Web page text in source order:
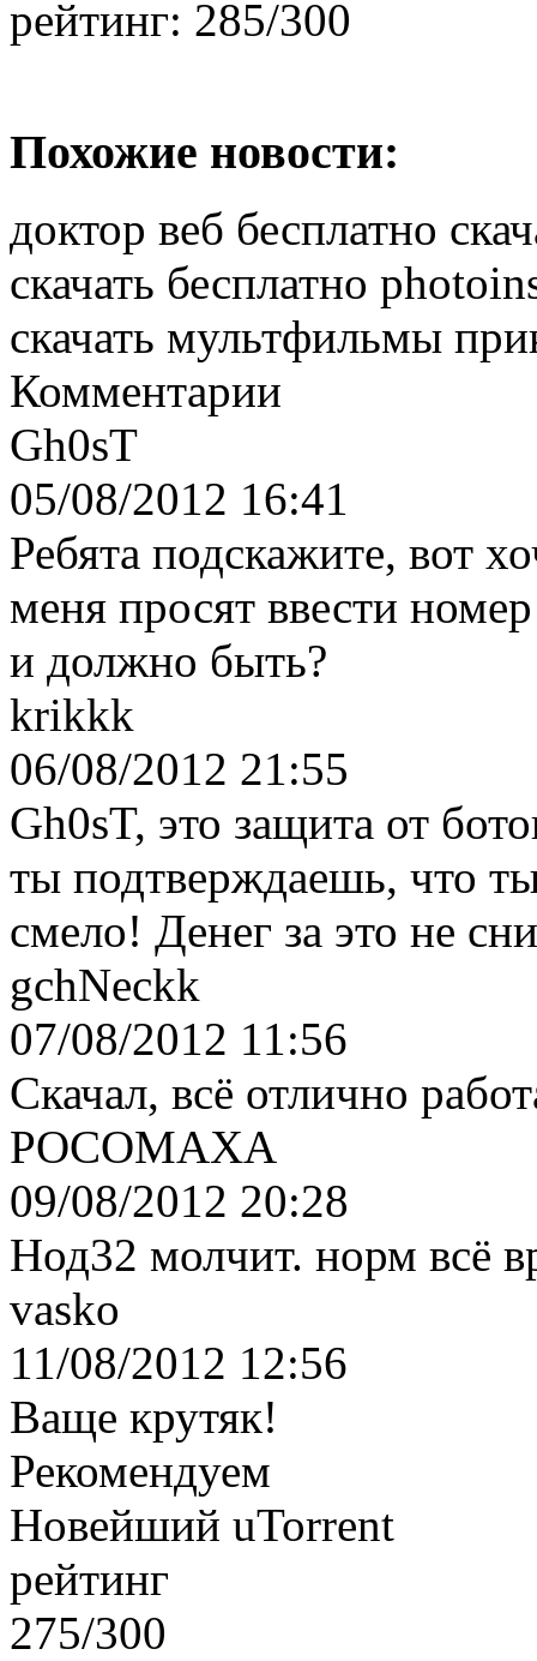
рейтинг: 285/300
Похожие новости:
доктор веб бесплатно
скачать бесплатно
скачать мультфильмы
Комментарии
Gh0sT
05/08/2012 16:41
Ребята подскажите, вот
меня просят ввести
и должно быть?
krikkk
06/08/2012 21:55
Gh0sT, это защита от
ты подтверждаешь, что
смело! Денег за это не
gchNeckk
07/08/2012 11:56
Скачал, всё отлично
РОСОМАХА
09/08/2012 20:28
Нод32 молчит. норм всё
vasko
11/08/2012 12:56
Ваще крутяк!
Рекомендуем
Новейший uTorrent
рейтинг
275/300